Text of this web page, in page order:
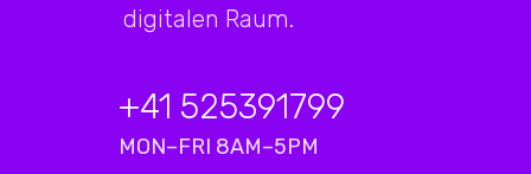
digitalen Raum.
+41 525391799
MON–FRI 8AM–5PM